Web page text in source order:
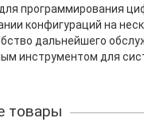
программирования
конфигураций на
дальнейшего
инструментом для
товары